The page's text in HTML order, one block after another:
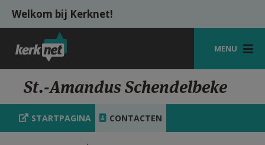
Overslaan en naar de inhoud gaan
Welkom bij Kerknet!
MENU
STARTPAGINA
KERK
VIERINGEN
St.-Amandus Schendelbeke
STARTPAGINA CONTACTEN